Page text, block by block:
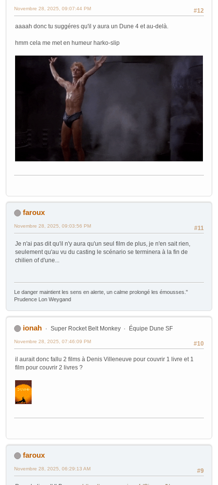
#12
Novembre 28, 2025, 09:07:44 PM
aaaah donc tu suggéres qu'il y aura un Dune 4 et au-delà.
hmm cela me met en humeur harko-slip
faroux
#11
Novembre 28, 2025, 09:03:56 PM
Je n'ai pas dit qu'il n'y aura qu'un seul film de plus, je n'en sait rien,
seulement qu'au vu du casting le scénario se terminera à la fin de
chilien of d'une...
Le danger maintient les sens en alerte, un calme prolongé les émousses."
Prudence Lon Weygand
ionah Super Rocket Belt Monkey Équipe Dune SF
#10
Novembre 28, 2025, 07:46:09 PM
il aurait donc fallu 2 films à Denis Villeneuve pour couvrir 1 livre et 1
film pour couvrir 2 livres ?
faroux
#9
Novembre 28, 2025, 06:29:13 AM